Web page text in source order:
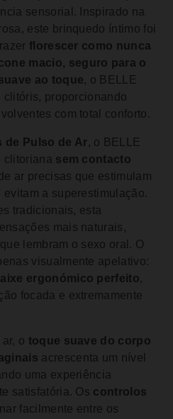
sensorial. Inspirado na
este brinquedo íntimo foi
florescer como nunca
macio, seguro para o
ao toque, o BELLE
proporcionando
com total conforto.
de Pulso de Ar, o BELLE
clitoriana sem contacto
ar precisas que estimulam
a superestimulação.
tradicionais, esta
mais naturais,
lembram o sexo oral. O
visualmente apelativo:
ergonómico perfeito,
focada e extremamente
o toque suave do corpo
acrescenta um nível
uma experiência
satisfatória. Os controlos
facilmente entre os